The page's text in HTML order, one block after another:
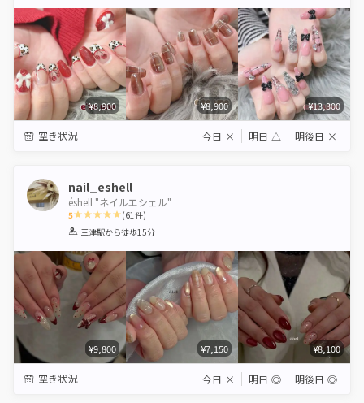
¥8,900 ¥8,900 ¥13,300
空き状況 今日 × 明日 △ 明後日 ×
nail_eshell
éshell "ネイルエシェル"
5
1 2 3 4 5
(61件)
三津駅から徒歩15分
¥9,800 ¥7,150 ¥8,100
空き状況 今日 × 明日 ◎ 明後日 ◎